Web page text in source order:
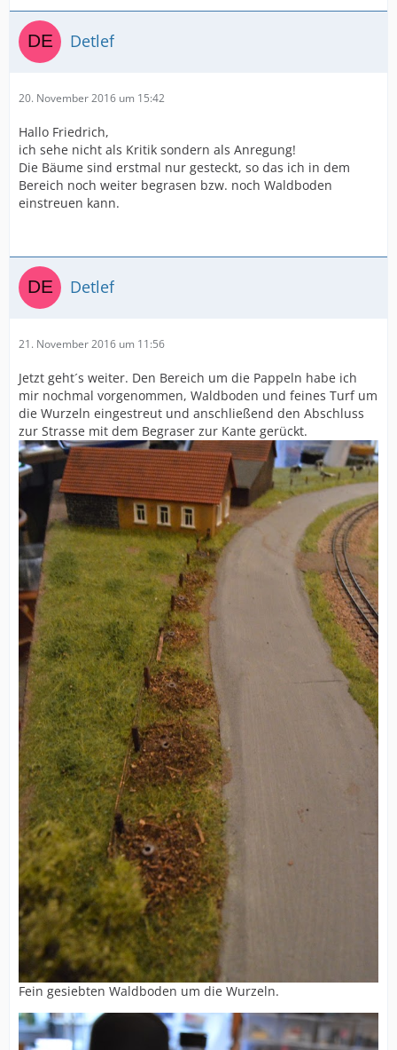
Detlef
20. November 2016 um 15:42
Hallo Friedrich,
ich sehe nicht als Kritik sondern als Anregung!
Die Bäume sind erstmal nur gesteckt, so das ich in dem
Bereich noch weiter begrasen bzw. noch Waldboden
einstreuen kann.
Detlef
21. November 2016 um 11:56
Jetzt geht´s weiter. Den Bereich um die Pappeln habe ich
mir nochmal vorgenommen, Waldboden und feines Turf um
die Wurzeln eingestreut und anschließend den Abschluss
zur Strasse mit dem Begraser zur Kante gerückt.
Fein gesiebten Waldboden um die Wurzeln.